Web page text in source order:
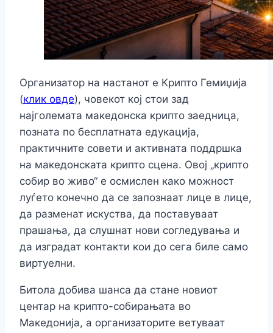
Организатор на настанот е Крипто Гемиџија
(клик овде), човекот кој стои зад
најголемата македонска крипто заедница,
позната по бесплатната едукација,
практичните совети и активната поддршка
на македонската крипто сцена. Овој „крипто
собир во живо“ е осмислен како можност
луѓето конечно да се запознаат лице в лице,
да разменат искуства, да поставуваат
прашања, да слушнат нови согледувања и
да изградат контакти кои до сега биле само
виртуелни.
Битола добива шанса да стане новиот
центар на крипто-собирањата во
Македонија, а организаторите ветуваат